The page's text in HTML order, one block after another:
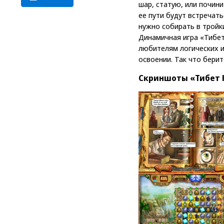
шар, статую, или
ее пути будут
нужно собирать в
Динамичная игра
любителям логических
освоении. Так что
Скриншоты «Тибет